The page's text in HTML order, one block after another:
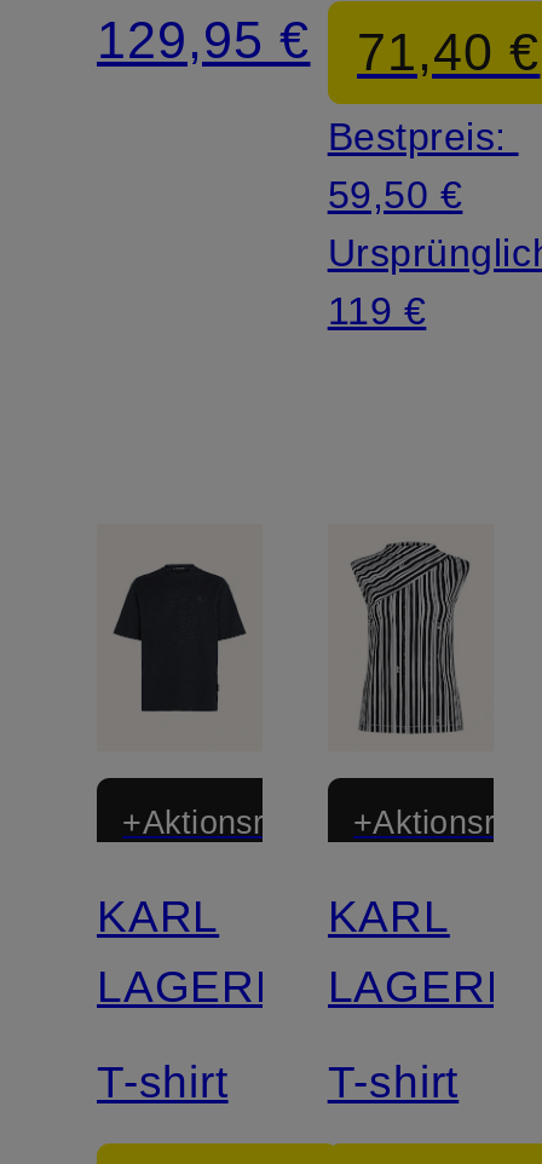
129,95 € 71,40 €
Bestpreis:
59,50 €
119 €
+Aktionsrabatt
KARL
LAGERFELD
T-shirt
KARL
T-shirt